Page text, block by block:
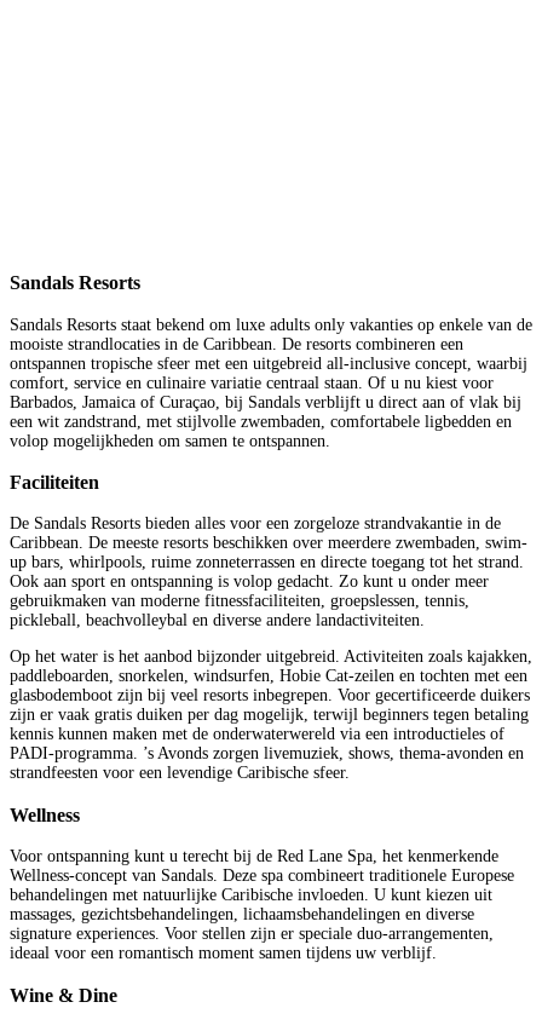
Sandals Resorts
Sandals Resorts staat bekend om luxe adults only vakanties op enkele van de
mooiste strandlocaties in de Caribbean. De resorts combineren een
ontspannen tropische sfeer met een uitgebreid all-inclusive concept, waarbij
comfort, service en culinaire variatie centraal staan. Of u nu kiest voor
Barbados, Jamaica of Curaçao, bij Sandals verblijft u direct aan of vlak bij
een wit zandstrand, met stijlvolle zwembaden, comfortabele ligbedden en
volop mogelijkheden om samen te ontspannen.
Faciliteiten
De Sandals Resorts bieden alles voor een zorgeloze strandvakantie in de
Caribbean. De meeste resorts beschikken over meerdere zwembaden, swim-
up bars, whirlpools, ruime zonneterrassen en directe toegang tot het strand.
Ook aan sport en ontspanning is volop gedacht. Zo kunt u onder meer
gebruikmaken van moderne fitnessfaciliteiten, groepslessen, tennis,
pickleball, beachvolleybal en diverse andere landactiviteiten.
Op het water is het aanbod bijzonder uitgebreid. Activiteiten zoals kajakken,
paddleboarden, snorkelen, windsurfen, Hobie Cat-zeilen en tochten met een
glasbodemboot zijn bij veel resorts inbegrepen. Voor gecertificeerde duikers
zijn er vaak gratis duiken per dag mogelijk, terwijl beginners tegen betaling
kennis kunnen maken met de onderwaterwereld via een introductieles of
PADI-programma. ’s Avonds zorgen livemuziek, shows, thema-avonden en
strandfeesten voor een levendige Caribische sfeer.
Wellness
Voor ontspanning kunt u terecht bij de Red Lane Spa, het kenmerkende
Wellness-concept van Sandals. Deze spa combineert traditionele Europese
behandelingen met natuurlijke Caribische invloeden. U kunt kiezen uit
massages, gezichtsbehandelingen, lichaamsbehandelingen en diverse
signature experiences. Voor stellen zijn er speciale duo-arrangementen,
ideaal voor een romantisch moment samen tijdens uw verblijf.
Wine & Dine